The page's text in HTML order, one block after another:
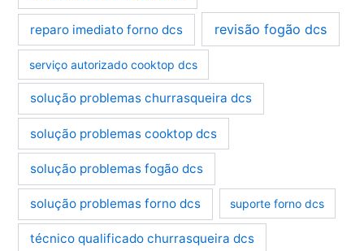
reparo imediato forno dcs revisão fogão dcs
serviço autorizado cooktop dcs
solução problemas churrasqueira dcs
solução problemas cooktop dcs
solução problemas fogão dcs
solução problemas forno dcs suporte forno dcs
técnico qualificado churrasqueira dcs